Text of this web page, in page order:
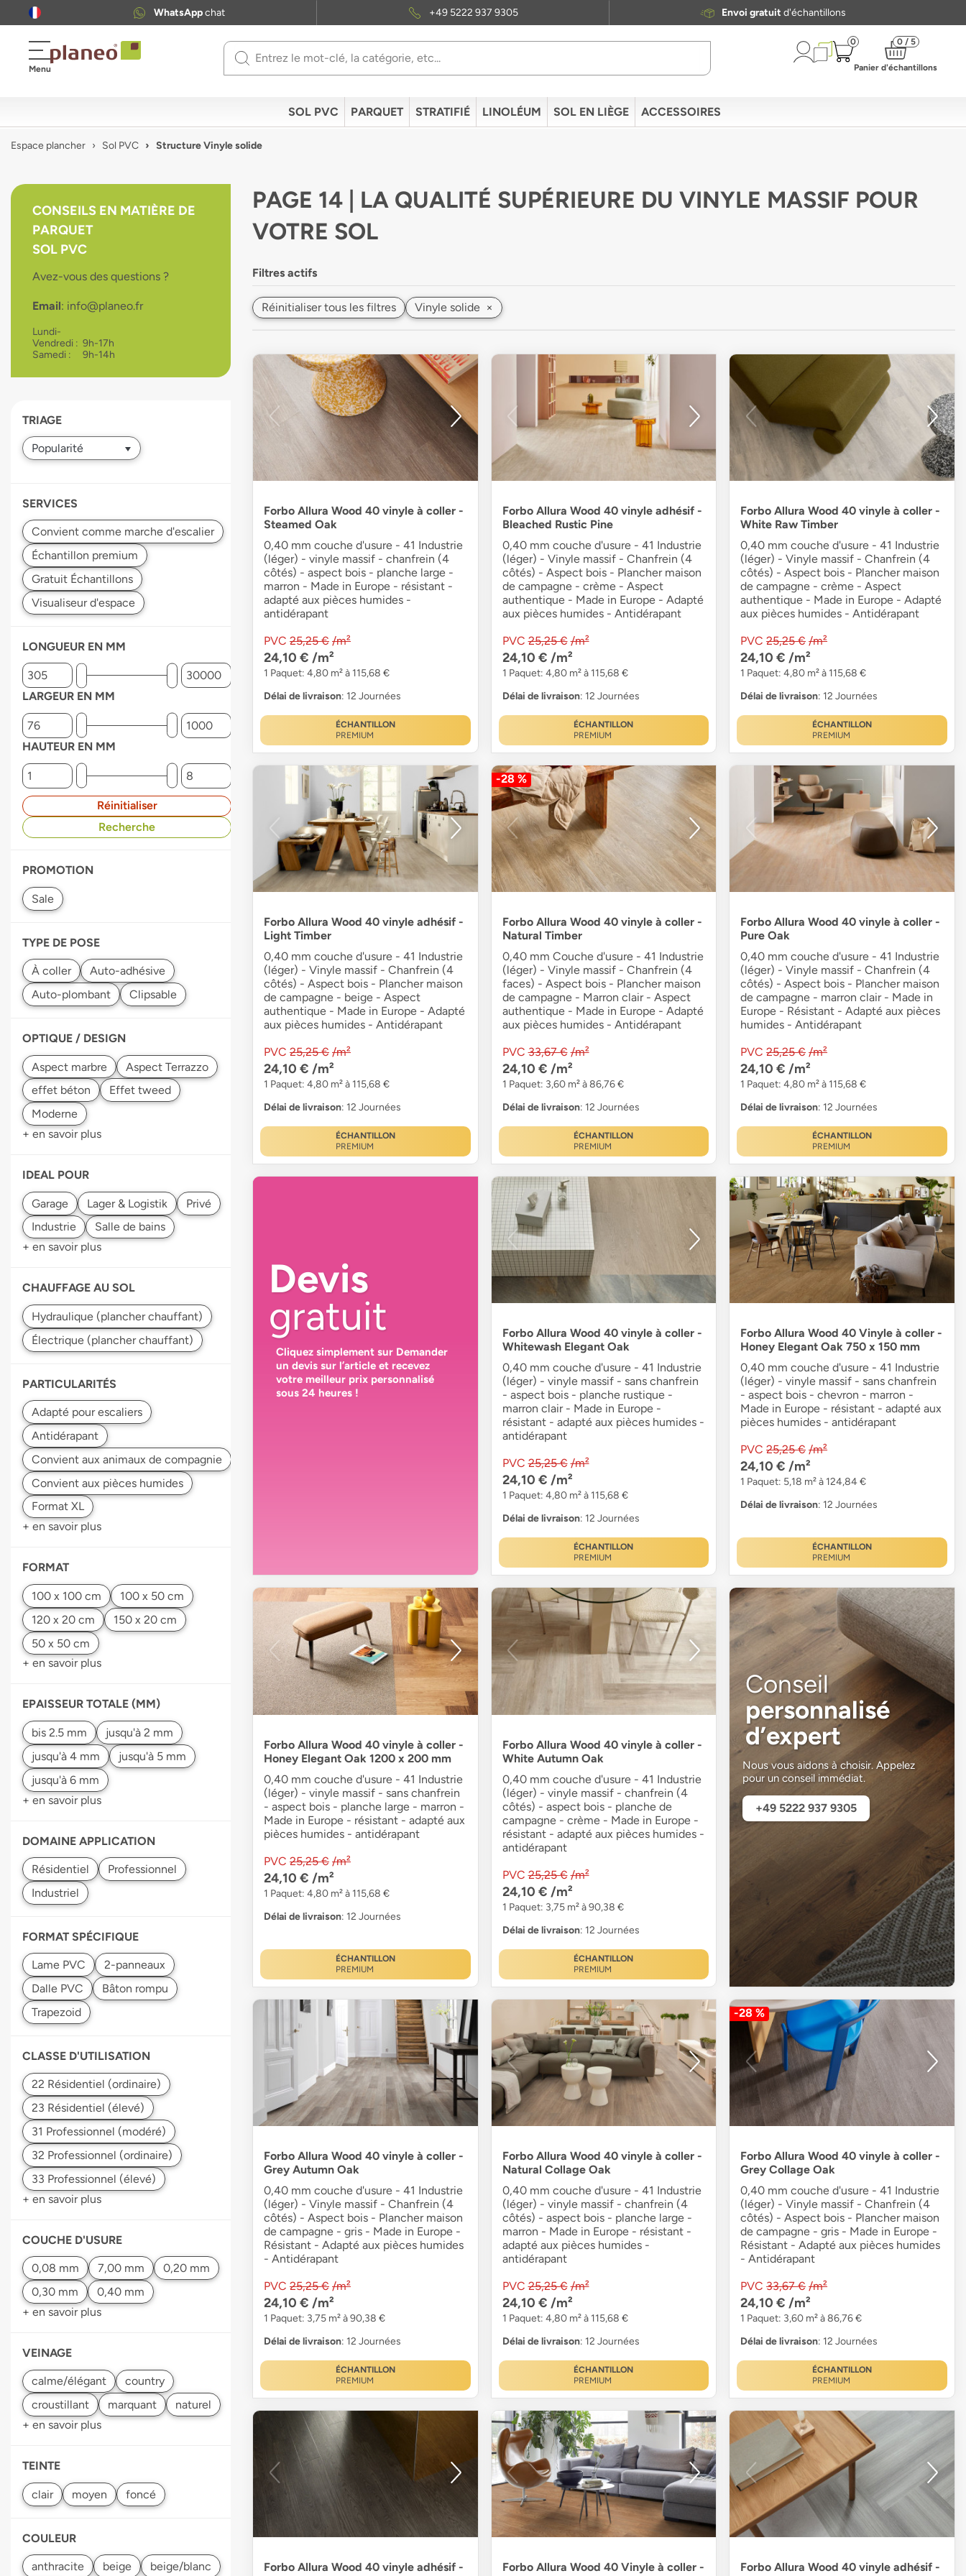
WhatsAppchat +49 5222 937 9305 Envoi gratuitd'échantillons
Menu
Use
arrows
Press
selected
result.
Touch
users
touch
0 0 / 5
Panier d'échantillons
SOL PVC PARQUET STRATIFIÉ LINOLÉUM SOL EN LIÈGE ACCESSOIRES
Espace plancher Sol PVC Structure Vinyle solide
CONSEILS EN MATIÈRE DE
PARQUET
SOL PVC
Avez-vous des questions ?
Email: info@planeo.fr
Lundi-
Vendredi : 9h-17h
Samedi :
9h-14h
TRIAGE
SERVICES
LONGUEUR EN MM
LARGEUR EN MM
HAUTEUR EN MM
Réinitialiser
Recherche
PROMOTION
TYPE DE POSE
OPTIQUE / DESIGN
+ en savoir plus
IDEAL POUR
+ en savoir plus
CHAUFFAGE AU SOL
PARTICULARITÉS
+ en savoir plus
FORMAT
+ en savoir plus
EPAISSEUR TOTALE (MM)
+ en savoir plus
DOMAINE APPLICATION
FORMAT SPÉCIFIQUE
CLASSE D'UTILISATION
+ en savoir plus
COUCHE D'USURE
+ en savoir plus
VEINAGE
+ en savoir plus
TEINTE
COULEUR
PAGE 14 | LA QUALITÉ SUPÉRIEURE DU VINYLE MASSIF POUR
VOTRE SOL
Filtres actifs
Réinitialiser tous les filtres Vinyle solide ×
Forbo Allura Wood 40 vinyle à coller -
Steamed Oak
0,40 mm couche d'usure - 41 Industrie
(léger) - vinyle massif - chanfrein (4
côtés) - aspect bois - planche large -
marron - Made in Europe - résistant -
adapté aux pièces humides -
antidérapant
PVC 25,25 € /m²
24,10 € /m²
1 Paquet: 4,80 m² à 115,68 €
Délai de livraison: 12 Journées
ÉCHANTILLON
PREMIUM
Forbo Allura Wood 40 vinyle adhésif -
Bleached Rustic Pine
0,40 mm couche d'usure - 41 Industrie
(léger) - Vinyle massif - Chanfrein (4
côtés) - Aspect bois - Plancher maison
de campagne - crème - Aspect
authentique - Made in Europe - Adapté
aux pièces humides - Antidérapant
PVC 25,25 € /m²
24,10 € /m²
1 Paquet: 4,80 m² à 115,68 €
Délai de livraison: 12 Journées
ÉCHANTILLON
PREMIUM
Forbo Allura Wood 40 vinyle à coller -
White Raw Timber
0,40 mm couche d'usure - 41 Industrie
(léger) - Vinyle massif - Chanfrein (4
côtés) - Aspect bois - Plancher maison
de campagne - crème - Aspect
authentique - Made in Europe - Adapté
aux pièces humides - Antidérapant
PVC 25,25 € /m²
24,10 € /m²
1 Paquet: 4,80 m² à 115,68 €
Délai de livraison: 12 Journées
ÉCHANTILLON
PREMIUM
Forbo Allura Wood 40 vinyle adhésif -
Light Timber
0,40 mm couche d'usure - 41 Industrie
(léger) - Vinyle massif - Chanfrein (4
côtés) - Aspect bois - Plancher maison
de campagne - beige - Aspect
authentique - Made in Europe - Adapté
aux pièces humides - Antidérapant
PVC 25,25 € /m²
24,10 € /m²
1 Paquet: 4,80 m² à 115,68 €
Délai de livraison: 12 Journées
ÉCHANTILLON
PREMIUM
-28 %
Forbo Allura Wood 40 vinyle à coller -
Natural Timber
0,40 mm Couche d'usure - 41 Industrie
(léger) - Vinyle massif - Chanfrein (4
faces) - Aspect bois - Plancher maison
de campagne - Marron clair - Aspect
authentique - Made in Europe - Adapté
aux pièces humides - Antidérapant
PVC 33,67 € /m²
24,10 € /m²
1 Paquet: 3,60 m² à 86,76 €
Délai de livraison: 12 Journées
ÉCHANTILLON
PREMIUM
Forbo Allura Wood 40 vinyle à coller -
Pure Oak
0,40 mm couche d'usure - 41 Industrie
(léger) - Vinyle massif - Chanfrein (4
côtés) - Aspect bois - Plancher maison
de campagne - marron clair - Made in
Europe - Résistant - Adapté aux pièces
humides - Antidérapant
PVC 25,25 € /m²
24,10 € /m²
1 Paquet: 4,80 m² à 115,68 €
Délai de livraison: 12 Journées
ÉCHANTILLON
PREMIUM
Devis
gratuit
Cliquez simplement sur Demander
un devis sur l’article et recevez
votre meilleur prix personnalisé
sous 24 heures !
Forbo Allura Wood 40 vinyle à coller -
Whitewash Elegant Oak
0,40 mm couche d'usure - 41 Industrie
(léger) - vinyle massif - sans chanfrein
- aspect bois - planche rustique -
marron clair - Made in Europe -
résistant - adapté aux pièces humides -
antidérapant
PVC 25,25 € /m²
24,10 € /m²
1 Paquet: 4,80 m² à 115,68 €
Délai de livraison: 12 Journées
ÉCHANTILLON
PREMIUM
Forbo Allura Wood 40 Vinyle à coller -
Honey Elegant Oak 750 x 150 mm
0,40 mm couche d'usure - 41 Industrie
(léger) - vinyle massif - sans chanfrein
- aspect bois - chevron - marron -
Made in Europe - résistant - adapté aux
pièces humides - antidérapant
PVC 25,25 € /m²
24,10 € /m²
1 Paquet: 5,18 m² à 124,84 €
Délai de livraison: 12 Journées
ÉCHANTILLON
PREMIUM
Forbo Allura Wood 40 vinyle à coller -
Honey Elegant Oak 1200 x 200 mm
0,40 mm couche d'usure - 41 Industrie
(léger) - vinyle massif - sans chanfrein
- aspect bois - planche large - marron -
Made in Europe - résistant - adapté aux
pièces humides - antidérapant
PVC 25,25 € /m²
24,10 € /m²
1 Paquet: 4,80 m² à 115,68 €
Délai de livraison: 12 Journées
ÉCHANTILLON
PREMIUM
Forbo Allura Wood 40 vinyle à coller -
White Autumn Oak
0,40 mm couche d'usure - 41 Industrie
(léger) - vinyle massif - chanfrein (4
côtés) - aspect bois - planche de
campagne - crème - Made in Europe -
résistant - adapté aux pièces humides -
antidérapant
PVC 25,25 € /m²
24,10 € /m²
1 Paquet: 3,75 m² à 90,38 €
Délai de livraison: 12 Journées
ÉCHANTILLON
PREMIUM
Conseil
personnalisé
d’expert
Nous vous aidons à choisir. Appelez
pour un conseil immédiat.
+49 5222 937 9305
Forbo Allura Wood 40 vinyle à coller -
Grey Autumn Oak
0,40 mm couche d'usure - 41 Industrie
(léger) - Vinyle massif - Chanfrein (4
côtés) - Aspect bois - Plancher maison
de campagne - gris - Made in Europe -
Résistant - Adapté aux pièces humides
- Antidérapant
PVC 25,25 € /m²
24,10 € /m²
1 Paquet: 3,75 m² à 90,38 €
Délai de livraison: 12 Journées
ÉCHANTILLON
PREMIUM
Forbo Allura Wood 40 vinyle à coller -
Natural Collage Oak
0,40 mm couche d'usure - 41 Industrie
(léger) - vinyle massif - chanfrein (4
côtés) - aspect bois - planche large -
marron - Made in Europe - résistant -
adapté aux pièces humides -
antidérapant
PVC 25,25 € /m²
24,10 € /m²
1 Paquet: 4,80 m² à 115,68 €
Délai de livraison: 12 Journées
ÉCHANTILLON
PREMIUM
-28 %
Forbo Allura Wood 40 vinyle à coller -
Grey Collage Oak
0,40 mm couche d'usure - 41 Industrie
(léger) - Vinyle massif - Chanfrein (4
côtés) - Aspect bois - Plancher maison
de campagne - gris - Made in Europe -
Résistant - Adapté aux pièces humides
- Antidérapant
PVC 33,67 € /m²
24,10 € /m²
1 Paquet: 3,60 m² à 86,76 €
Délai de livraison: 12 Journées
ÉCHANTILLON
PREMIUM
Forbo Allura Wood 40 vinyle adhésif -
Forbo Allura Wood 40 Vinyle à coller -
Forbo Allura Wood 40 vinyle adhésif -